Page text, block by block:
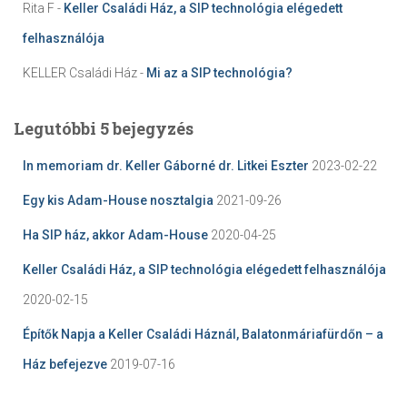
Rita F- Keller Családi Ház, a SIP technológia elégedett
felhasználója
KELLER Családi Ház- Mi az a SIP technológia?
Legutóbbi 5 bejegyzés
In memoriam dr. Keller Gáborné dr. Litkei Eszter 2023-02-22
Egy kis Adam-House nosztalgia 2021-09-26
Ha SIP ház, akkor Adam-House 2020-04-25
Keller Családi Ház, a SIP technológia elégedett felhasználója
2020-02-15
Építők Napja a Keller Családi Háznál, Balatonmáriafürdőn – a
Ház befejezve 2019-07-16